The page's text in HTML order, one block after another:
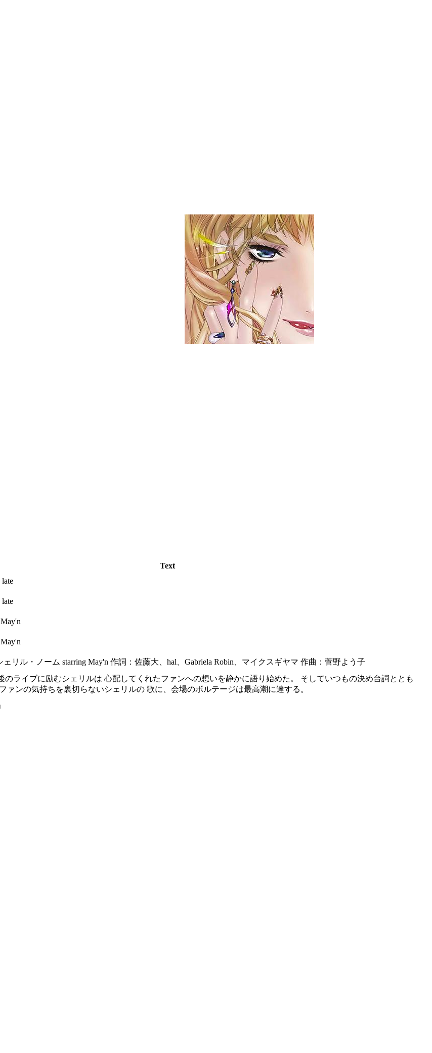
Text
リル・ノーム starring May'n 作詞：佐藤大、hal、Gabriela Robin、マイクスギヤマ 作曲：菅野よう子
のライブに励むシェリルは 心配してくれたファンへの想いを静かに語り始めた。 そしていつもの決め台詞ととも
ァンの気持ちを裏切らないシェリルの 歌に、会場のボルテージは最高潮に達する。